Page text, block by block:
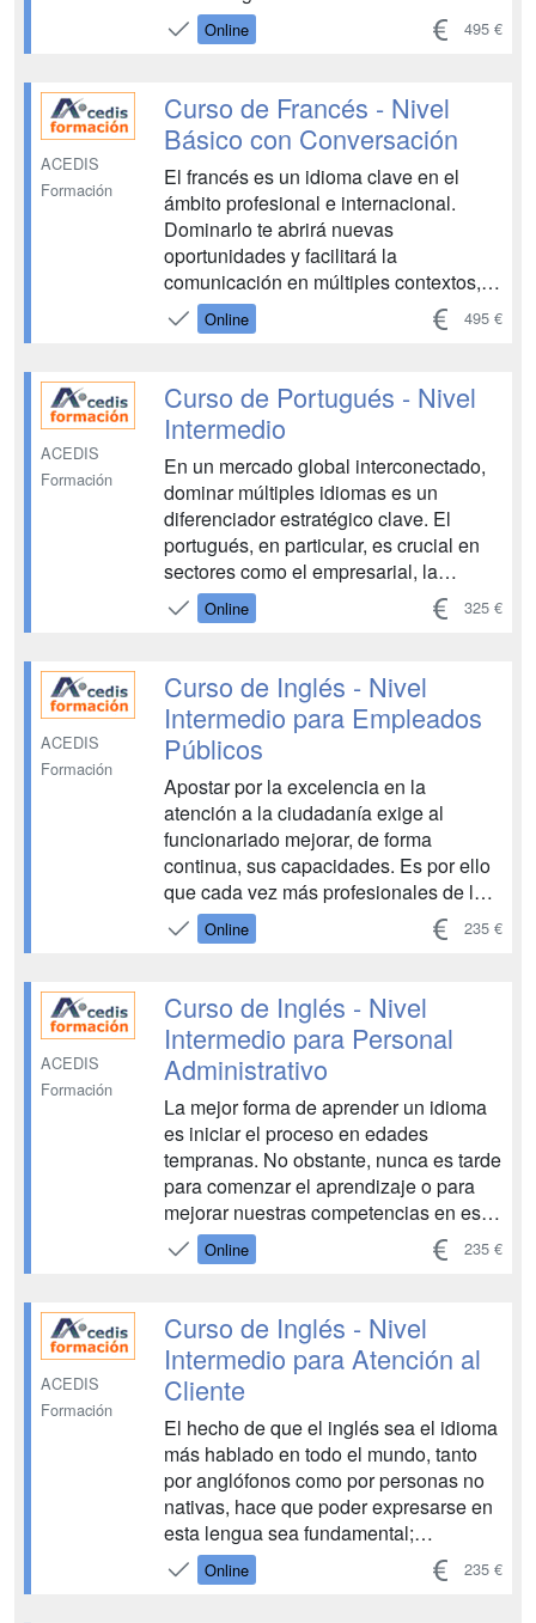
tanto en el caso de que visite países de
habla lusófona como si ha de atender a
ha de mantener contactos sociale...
Online 495 €
ACEDIS
Formación
Curso de Francés - Nivel
Básico con Conversación
El francés es un idioma clave en el
ámbito profesional e internacional.
Dominarlo te abrirá nuevas
oportunidades y facilitará la
comunicación en múltiples contextos,
desde viajes hasta negocios. Este
curso te permitirá aprender francés de
didácticas de alta calidad, audios y
videos ...
Online 495 €
ACEDIS
Formación
Curso de Portugués - Nivel
Intermedio
En un mercado global interconectado,
dominar múltiples idiomas es un
diferenciador estratégico clave. El
portugués, en particular, es crucial en
sectores como el empresarial, la
restauración, la industria creativa y los
medios de comunicación. Dominar el
en relaciones comerciales co...
Online 325 €
ACEDIS
Formación
Curso de Inglés - Nivel
Intermedio para Empleados
Públicos
Apostar por la excelencia en la
atención a la ciudadanía exige al
funcionariado mejorar, de forma
continua, sus capacidades. Es por ello
que cada vez más profesionales de la
Administración Pública buscan mejorar
sus competencias en inglés, un idioma
día a día, dado que es creciente el
número de ciudadano...
Online 235 €
ACEDIS
Formación
Curso de Inglés - Nivel
Intermedio para Personal
Administrativo
La mejor forma de aprender un idioma
es iniciar el proceso en edades
tempranas. No obstante, nunca es tarde
para comenzar el aprendizaje o para
mejorar nuestras competencias en este
sentido, y adquirir aquellas nociones
que nos resulten útiles en nuestro
inglés (nivel intermedio) está diseñado
para aq...
Online 235 €
ACEDIS
Formación
Curso de Inglés - Nivel
Intermedio para Atención al
Cliente
El hecho de que el inglés sea el idioma
más hablado en todo el mundo, tanto
por anglófonos como por personas no
nativas, hace que poder expresarse en
esta lengua sea fundamental;
especialmente en aquellos casos en
los que desempeñemos nuestra labor
Online 235 €